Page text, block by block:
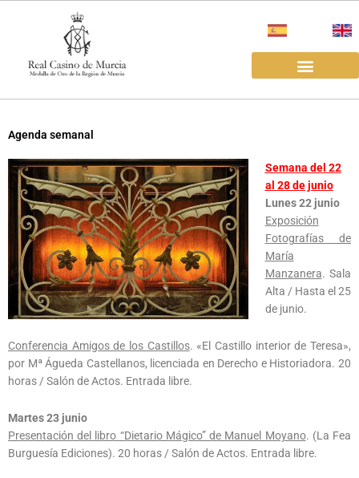
Agenda semanal
Semana del 22
al 28 de junio
Lunes 22 junio
Exposición
Fotografías de
María
Manzanera. Sala
Alta / Hasta el 25
de junio.
Conferencia Amigos de los Castillos. «El Castillo interior de Teresa»,
por Mª Águeda Castellanos, licenciada en Derecho e Historiadora. 20
horas / Salón de Actos. Entrada libre.
Martes 23 junio
Presentación del libro “Dietario Mágico” de Manuel Moyano. (La Fea
Burguesía Ediciones). 20 horas / Salón de Actos. Entrada libre.